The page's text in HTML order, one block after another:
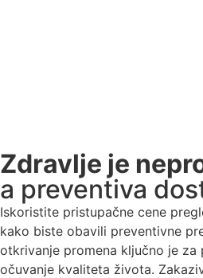
Zdravlje je
a preventiva
Iskoristite pristupačne cene
kako biste obavili preventivne
otkrivanje promena ključno je za
očuvanje kvaliteta života.